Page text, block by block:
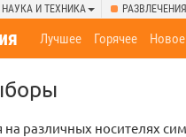
НАУКА И ТЕХНИКА РАЗВЛЕЧЕНИЯ
Лучшее Горячее Новое
различных носителях